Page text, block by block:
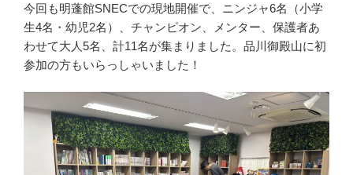
今回も明蓬館SNECでの現地開催で、ニンジャ6名（小学
生4名・幼児2名）、チャンピオン、メンター、保護者あ
わせて大人5名、計11名が集まりました。品川御殿山に初
参加の方もいらっしゃいました！